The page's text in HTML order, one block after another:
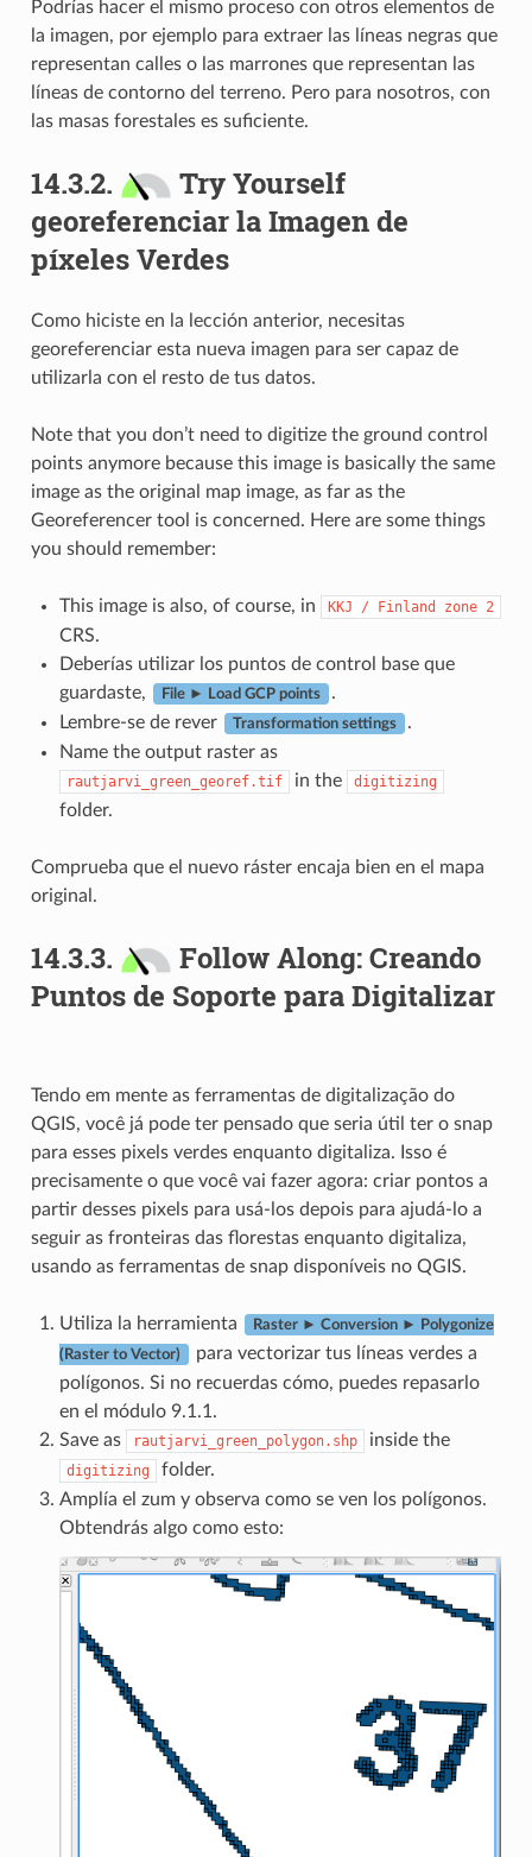
Podrías hacer el mismo proceso con otros elementos de
la imagen, por ejemplo para extraer las líneas negras que
representan calles o las marrones que representan las
líneas de contorno del terreno. Pero para nosotros, con
las masas forestales es suficiente.
14.3.2.
Try Yourself
georeferenciar la Imagen de
píxeles Verdes
Como hiciste en la lección anterior, necesitas
georeferenciar esta nueva imagen para ser capaz de
utilizarla con el resto de tus datos.
Note that you don’t need to digitize the ground control
points anymore because this image is basically the same
image as the original map image, as far as the
Georeferencer tool is concerned. Here are some things
you should remember:
This image is also, of course, in KKJ / Finland zone 2
CRS.
Deberías utilizar los puntos de control base que
guardaste,
File ► Load GCP points
.
Lembre-se de rever
Transformation settings
.
Name the output raster as
rautjarvi_green_georef.tif in the digitizing
folder.
Comprueba que el nuevo ráster encaja bien en el mapa
original.
14.3.3.
Follow Along: Creando
Puntos de Soporte para Digitalizar
Tendo em mente as ferramentas de digitalização do
QGIS, você já pode ter pensado que seria útil ter o snap
para esses pixels verdes enquanto digitaliza. Isso é
precisamente o que você vai fazer agora: criar pontos a
partir desses pixels para usá-los depois para ajudá-lo a
seguir as fronteiras das florestas enquanto digitaliza,
usando as ferramentas de snap disponíveis no QGIS.
Utiliza la herramienta Raster ► Conversion ► Polygonize
(Raster to Vector)
para vectorizar tus líneas verdes a
polígonos. Si no recuerdas cómo, puedes repasarlo
en el módulo 9.1.1.
Save as
rautjarvi_green_polygon.shp inside the
digitizing
folder.
Amplía el zum y observa como se ven los polígonos.
Obtendrás algo como esto: